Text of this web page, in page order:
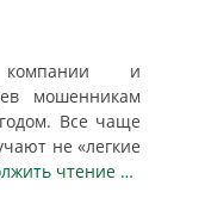
компании и
мошенникам
Все чаще
не «легкие
чтение …